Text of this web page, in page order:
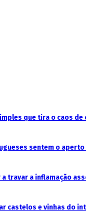
que tira o caos de
sentem o
travar a inflamação
castelos e vinhas do